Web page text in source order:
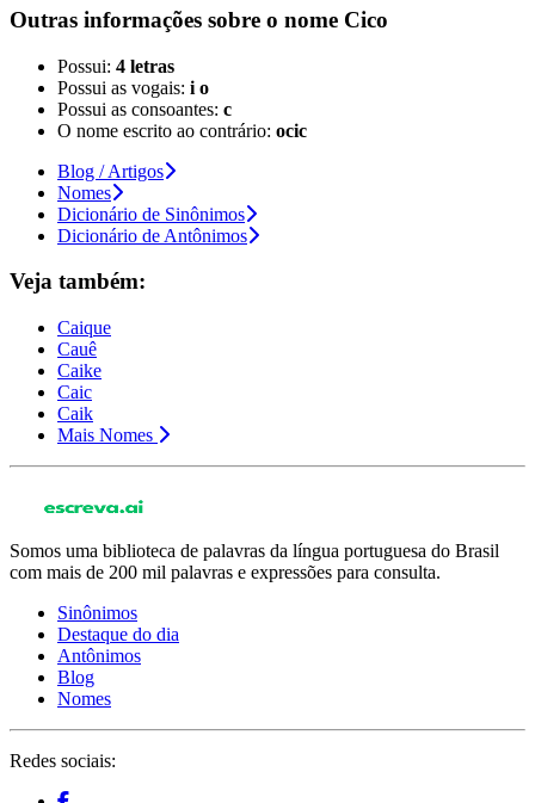
Outras informações sobre o nome Cico
Possui: 4 letras
Possui as vogais: i o
Possui as consoantes: c
O nome escrito ao contrário: ocic
Blog / Artigos
Nomes
Dicionário de Sinônimos
Dicionário de Antônimos
Veja também:
Caique
Cauê
Caike
Caic
Caik
Mais Nomes
Somos uma biblioteca de palavras da língua portuguesa do Brasil
com mais de 200 mil palavras e expressões para consulta.
Sinônimos
Destaque do dia
Antônimos
Blog
Nomes
Redes sociais: